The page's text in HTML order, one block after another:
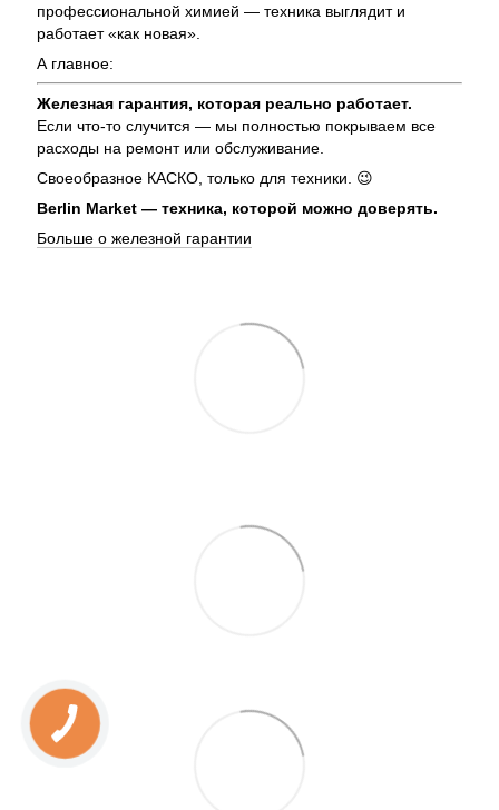
профессиональной химией — техника выглядит и
работает «как новая».
А главное:
Железная гарантия, которая реально работает.
Если что-то случится — мы полностью покрываем все
расходы на ремонт или обслуживание.
Своеобразное КАСКО, только для техники. 😉
Berlin Market — техника, которой можно доверять.
Больше о железной гарантии